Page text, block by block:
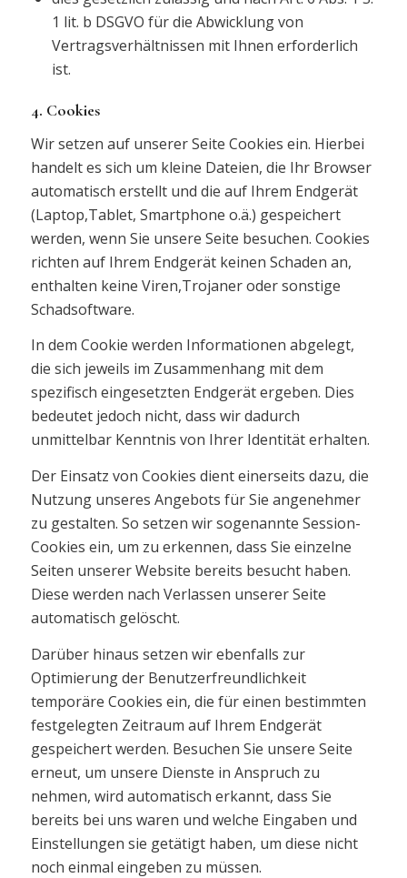
1 lit. b DSGVO für die Abwicklung von
Vertragsverhältnissen mit Ihnen erforderlich
ist.
4. Cookies
Wir setzen auf unserer Seite Cookies ein. Hierbei
handelt es sich um kleine Dateien, die Ihr Browser
automatisch erstellt und die auf Ihrem Endgerät
(Laptop,Tablet, Smartphone o.ä.) gespeichert
werden, wenn Sie unsere Seite besuchen. Cookies
richten auf Ihrem Endgerät keinen Schaden an,
enthalten keine Viren,Trojaner oder sonstige
Schadsoftware.
In dem Cookie werden Informationen abgelegt,
die sich jeweils im Zusammenhang mit dem
spezifisch eingesetzten Endgerät ergeben. Dies
bedeutet jedoch nicht, dass wir dadurch
unmittelbar Kenntnis von Ihrer Identität erhalten.
Der Einsatz von Cookies dient einerseits dazu, die
Nutzung unseres Angebots für Sie angenehmer
zu gestalten. So setzen wir sogenannte Session-
Cookies ein, um zu erkennen, dass Sie einzelne
Seiten unserer Website bereits besucht haben.
Diese werden nach Verlassen unserer Seite
automatisch gelöscht.
Darüber hinaus setzen wir ebenfalls zur
Optimierung der Benutzerfreundlichkeit
temporäre Cookies ein, die für einen bestimmten
festgelegten Zeitraum auf Ihrem Endgerät
gespeichert werden. Besuchen Sie unsere Seite
erneut, um unsere Dienste in Anspruch zu
nehmen, wird automatisch erkannt, dass Sie
bereits bei uns waren und welche Eingaben und
Einstellungen sie getätigt haben, um diese nicht
noch einmal eingeben zu müssen.